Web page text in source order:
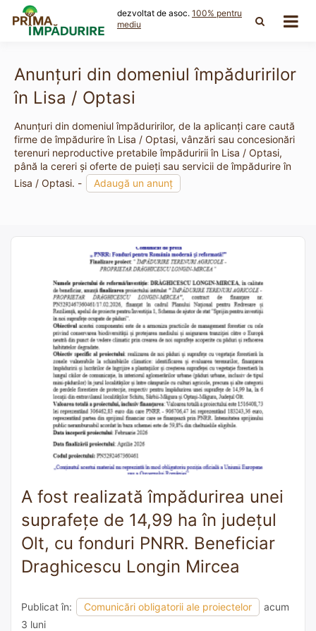
content
dezvoltat de asoc. 100% pentru
mediu
Anunțuri din domeniul împăduririlor
în Lisa / Optasi
Anunțuri din domeniul împăduririlor, de la aplicanți care caută
firme de împădurire în Lisa / Optasi, vânzări sau concesionări
terenuri neproductive pretabile împăduririi în Lisa / Optasi,
până la cereri și oferte de puieți sau servicii de împădurire în
Lisa / Optasi. -
Adaugă un anunț
A fost realizată împădurirea unei
suprafețe de 14,99 ha în județul
Olt, cu fonduri PNRR. Beneficiar
Draghicescu Longin Mircea
Publicat în: Comunicări obligatorii ale proiectelor
acum
3 luni